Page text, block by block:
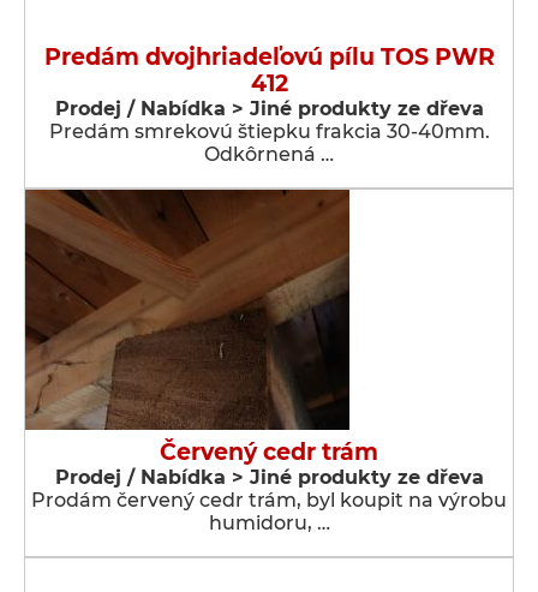
Predám dvojhriadeľovú pílu TOS PWR
412
Prodej / Nabídka > Jiné produkty ze dřeva
Predám smrekovú štiepku frakcia 30-40mm.
Odkôrnená …
Červený cedr trám
Prodej / Nabídka > Jiné produkty ze dřeva
Prodám červený cedr trám, byl koupit na výrobu
humidoru, …